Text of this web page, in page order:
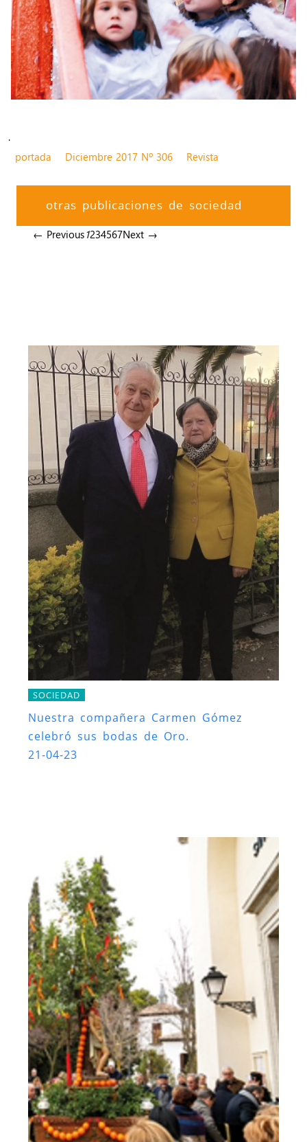
.
portada
Diciembre 2017 Nº 306 Revista
otras publicaciones de sociedad
← Previous1234567Next →
SOCIEDAD
Nuestra compañera Carmen Gómez
celebró sus bodas de Oro.
21-04-23